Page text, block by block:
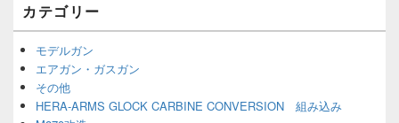
カテゴリー
モデルガン
エアガン・ガスガン
その他
HERA-ARMS GLOCK CARBINE CONVERSION 組み込み